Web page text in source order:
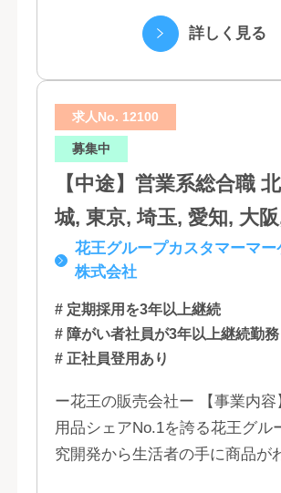
滋賀, 奈良, 和歌山, 広島,
口, 鳥取, 島根, 香川, 愛媛
分, 宮崎, 佐賀, 沖縄
づく「お客さま基点」をスロー
詳しく見る
求人No. 12100
募集中
【中途】営業系総合職 北海道, 宮
城, 東京, 埼玉, 愛知, 大
福岡花王グループカスタマーマ
株式会社
# 定期採用を3年以上継続
# 障がい者社員が3年以上継続勤
# 正社員登用あり
ー花王の販売会社ー 【事業内容】 国内日
用品シェアNo.1を誇る花王グル
究開発から生活者の手に商品が